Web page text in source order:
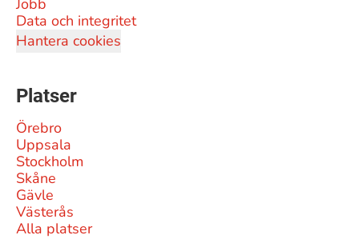
Jobb
Data och integritet
Hantera cookies
Platser
Örebro
Uppsala
Stockholm
Skåne
Gävle
Västerås
Alla platser